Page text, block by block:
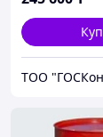
ТОО